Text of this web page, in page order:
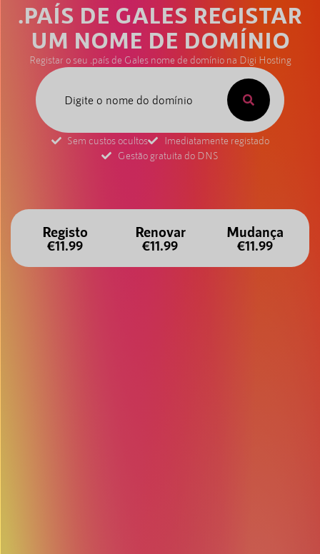
.PAÍS DE GALES REGISTAR
UM NOME DE DOMÍNIO
Registar o seu .país de Gales nome de domínio na Digi Hosting
Sem custos ocultos
Imediatamente registado
Gestão gratuita do DNS
Registo
€11.99
Renovar
€11.99
Mudança
€11.99